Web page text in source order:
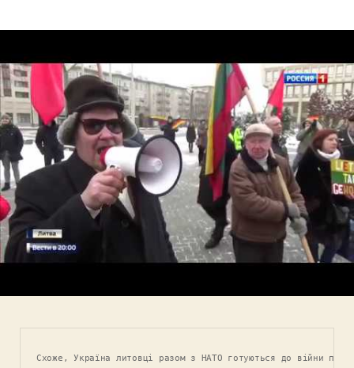
Схоже, Україна литовці разом з НАТО готуються до війни